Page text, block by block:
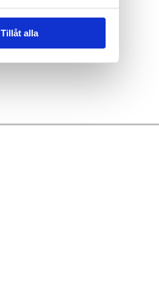
Tillåt alla